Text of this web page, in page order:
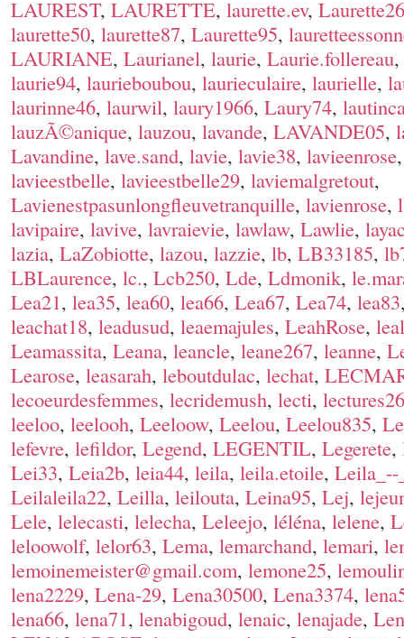
LAUREST, LAURETTE, laurette.ev, Laurette26
laurette50, laurette87, Laurette95,
LAURIANE, Laurianel, laurie, Laurie.follereau,
laurie94, laurieboubou, laurieculaire, laurielle,
laurinne46, laurwil, laury1966, Laury74,
lauzÃ©anique, lauzou, lavande, LAVANDE05,
Lavandine, lave.sand, lavie, lavie38, lavieenrose
lavieestbelle, lavieestbelle29, laviemalgretout,
Lavienestpasunlongfleuvetranquille, lavienrose,
lavipaire, lavive, lavraievie, lawlaw, Lawlie,
lazia, LaZobiotte, lazou, lazzie, lb, LB33185,
LBLaurence, lc., Lcb250, Lde, Ldmonik,
Lea21, lea35, lea60, lea66, Lea67, Lea74, lea83
leachat18, leadusud, leaemajules, LeahRose,
Leamassita, Leana, leancle, leane267, leanne,
Learose, leasarah, leboutdulac, lechat,
lecoeurdesfemmes, lecridemush, lecti, lectures26
leeloo, leelooh, Leeloow, Leelou, Leelou835,
lefevre, lefildor, Legend, LEGENTIL, Legerete,
Lei33, Leia2b, leia44, leila, leila.etoile, Leila_--
Leilaleila22, Leilla, leilouta, Leina95, Lej,
Lele, lelecasti, lelecha, Leleejo, léléna, lelene,
leloowolf, lelor63, Lema, lemarchand, lemari,
lemoinemeister@gmail.com, lemone25,
lena2229, Lena-29, Lena30500, Lena3374,
lena66, lena71, lenabigoud, lenaic, lenajade,